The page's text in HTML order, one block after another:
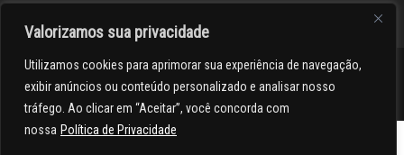
Valorizamos sua privacidade
Utilizamos cookies para aprimorar sua experiência de navegação,
exibir anúncios ou conteúdo personalizado e analisar nosso
tráfego. Ao clicar em “Aceitar”, você concorda com
nossa Política de Privacidade
><(((º> 17